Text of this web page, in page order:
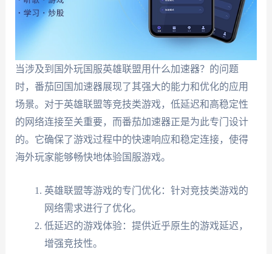
当涉及到国外玩国服英雄联盟用什么加速器？的问题
时，番茄回国加速器展现了其强大的能力和优化的应用
场景。对于英雄联盟等竞技类游戏，低延迟和高稳定性
的网络连接至关重要，而番茄加速器正是为此专门设计
的。它确保了游戏过程中的快速响应和稳定连接，使得
海外玩家能够畅快地体验国服游戏。
英雄联盟等游戏的专门优化：针对竞技类游戏的
网络需求进行了优化。
低延迟的游戏体验：提供近乎原生的游戏延迟，
增强竞技性。